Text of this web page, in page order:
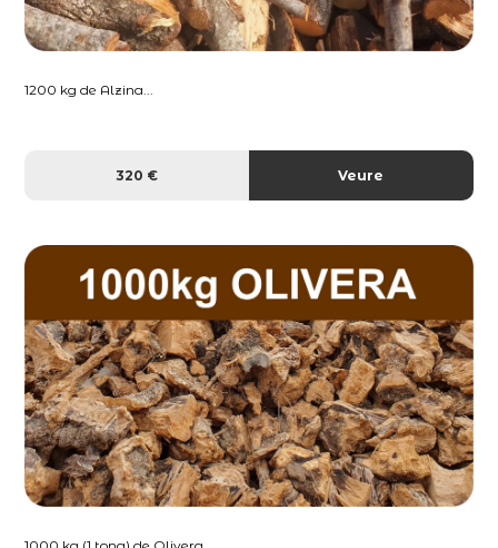
1200 kg de Alzina...
320 € Veure